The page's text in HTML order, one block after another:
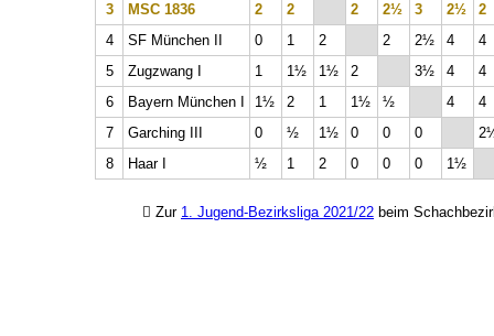
3
MSC 1836 2 2 2 2½ 3 2½
2
4
SF München II 0 1 2 2 2½ 4
4
5
Zugzwang I 1 1½ 1½ 2 3½ 4
4
6
Bayern München I 1½ 2 1 1½ ½ 4
4
7
Garching III 0 ½ 1½ 0 0 0
8
Haar I ½ 1 2 0 0 0 1½
Zur 1. Jugend-Bezirksliga 2021/22 beim